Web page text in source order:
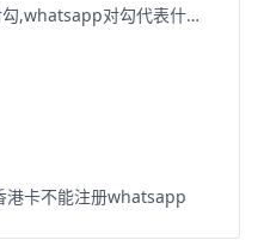
whatsapp一个对勾两个对勾,whatsapp对勾代表什么意思
卡不能注册whatsapp